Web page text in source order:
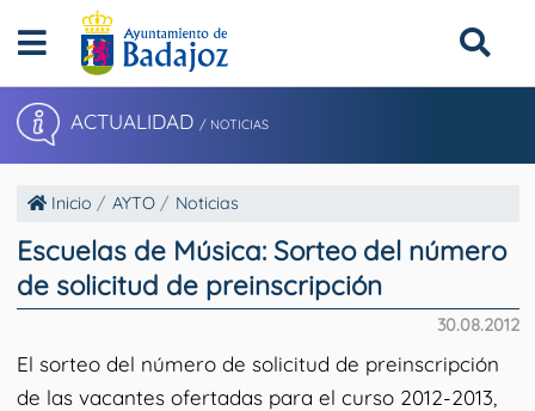
ACTUALIDAD / NOTICIAS
Inicio AYTO Noticias
Escuelas de Música: Sorteo del número
de solicitud de preinscripción
30.08.2012
El sorteo del número de solicitud de preinscripción
de las vacantes ofertadas para el curso 2012-2013,